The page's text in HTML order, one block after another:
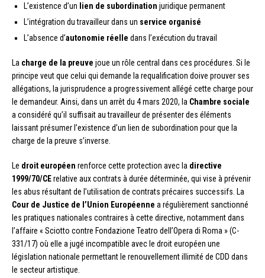
L’existence d’un lien de subordination juridique permanent
L’intégration du travailleur dans un service organisé
L’absence d’autonomie réelle dans l’exécution du travail
La charge de la preuve joue un rôle central dans ces procédures. Si le
principe veut que celui qui demande la requalification doive prouver ses
allégations, la jurisprudence a progressivement allégé cette charge pour
le demandeur. Ainsi, dans un arrêt du 4 mars 2020, la Chambre sociale
a considéré qu’il suffisait au travailleur de présenter des éléments
laissant présumer l’existence d’un lien de subordination pour que la
charge de la preuve s’inverse.
Le droit européen renforce cette protection avec la directive
1999/70/CErelative aux contrats à durée déterminée, qui vise à prévenir
les abus résultant de l’utilisation de contrats précaires successifs. La
Cour de Justice de l’Union Européenne a régulièrement sanctionné
les pratiques nationales contraires à cette directive, notamment dans
l’affaire « Sciotto contre Fondazione Teatro dell’Opera di Roma » (C-
331/17) où elle a jugé incompatible avec le droit européen une
législation nationale permettant le renouvellement illimité de CDD dans
le secteur artistique.